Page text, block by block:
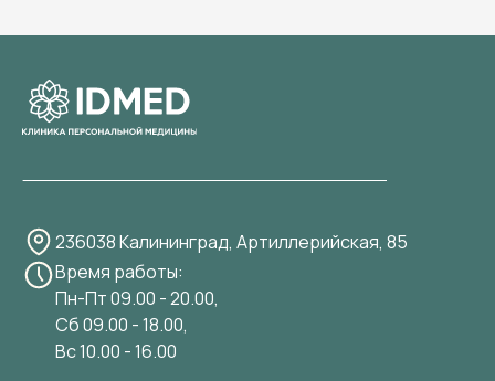
236038 Калининград, Артиллерийская, 85
Время работы:
Пн-Пт 09.00 - 20.00,
Сб 09.00 - 18.00,
Вс 10.00 - 16.00